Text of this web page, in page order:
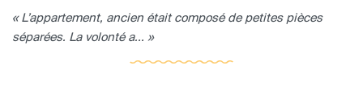
« L’appartement, ancien était composé de petites pièces
séparées. La volonté a... »